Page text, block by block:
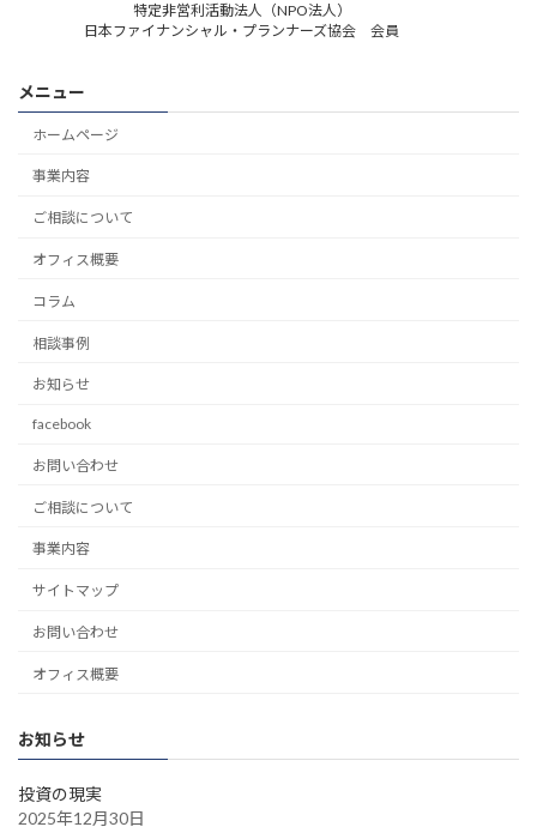
特定非営利活動法人（NPO法人）
日本ファイナンシャル・プランナーズ協会 会員
メニュー
ホームページ
事業内容
ご相談について
オフィス概要
コラム
相談事例
お知らせ
facebook
お問い合わせ
ご相談について
事業内容
サイトマップ
お問い合わせ
オフィス概要
お知らせ
投資の現実
2025年12月30日